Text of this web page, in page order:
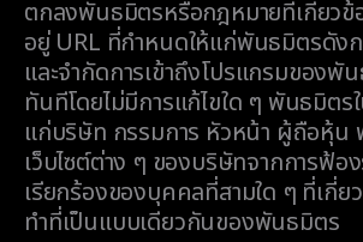
ตกลงพันธมิตรหรือกฎหมายที่เกี่ยวข้
อยู่ URL ที่กำหนดให้แก่พันธมิตรดัง
และจำกัดการเข้าถึงโปรแกรมของพั
ทันทีโดยไม่มีการแก้ไขใด ๆ พันธมิตร
แก่บริษัท กรรมการ หัวหน้า ผู้ถือหุ้น
เว็บไซต์ต่าง ๆ ของบริษัทจากการฟ้อ
เรียกร้องของบุคคลที่สามใด ๆ ที่เกี่ย
ทำที่เป็นแบบเดียวกันของพันธมิตร